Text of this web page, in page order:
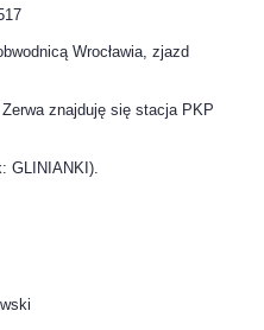
Wrocławia, zjazd
znajduję się stacja PKP
GLINIANKI).